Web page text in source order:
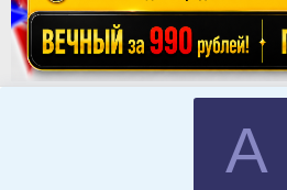
А